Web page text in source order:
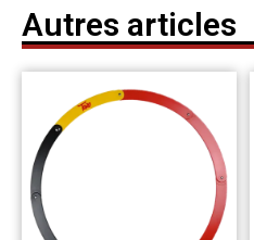
Autres articles